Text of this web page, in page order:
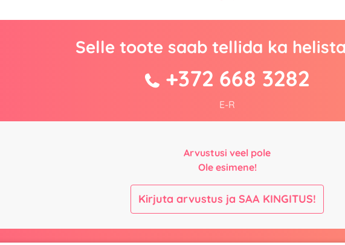
Selle toote saab tellida ka
+372 668 3282
E-R
Arvustusi veel pole
Ole esimene!
Kirjuta arvustus ja SAA KINGITUS!